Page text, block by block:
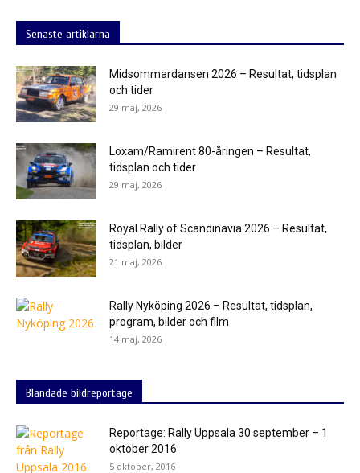
Senaste artiklarna
Midsommardansen 2026 – Resultat, tidsplan
och tider
29 maj, 2026
Loxam/Ramirent 80-åringen – Resultat,
tidsplan och tider
29 maj, 2026
Royal Rally of Scandinavia 2026 – Resultat,
tidsplan, bilder
21 maj, 2026
Rally Nyköping 2026 – Resultat, tidsplan,
program, bilder och film
14 maj, 2026
Blandade bildreportage
Reportage: Rally Uppsala 30 september – 1
oktober 2016
5 oktober, 2016